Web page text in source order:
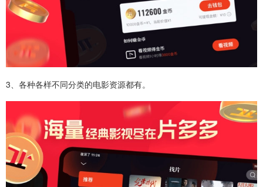
3、各种各样不同分类的电影资源都有。